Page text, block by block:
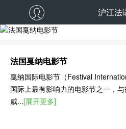
沪江法
法国戛纳
法国戛纳电影节
戛纳国际电影节（Festival
国际上最有影响力的电影节之一，
威...[展开更多]